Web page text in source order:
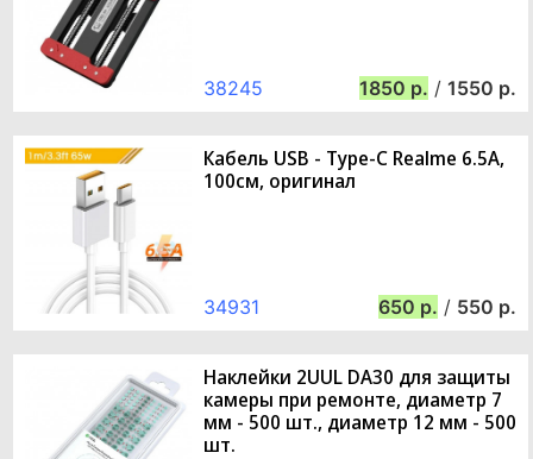
38245 1850 / 1550
Кабель USB - Type-C Realme 6.5A,
100см, оригинал
34931 650 / 550
Наклейки 2UUL DA30 для защиты
камеры при ремонте, диаметр 7
мм - 500 шт., диаметр 12 мм - 500
шт.